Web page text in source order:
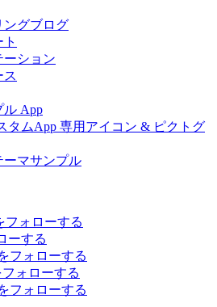
ングブログ
ーション
ス
ル App
タムApp 専用アイコン & ピクトグ
ーマサンプル
フォローする
ーする
フォローする
フォローする
フォローする